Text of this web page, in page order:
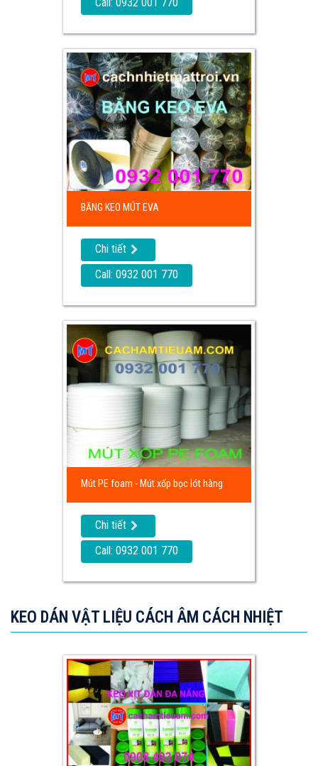
BĂNG KEO MÚT EVA
Chi tiết
Call: 0932 001 770
Mút PE foam - Mút xốp bọc lót hàng
Chi tiết
Call: 0932 001 770
KEO DÁN VẬT LIỆU CÁCH ÂM CÁCH NHIỆT